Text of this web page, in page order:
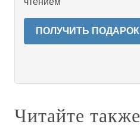
ПОЛУЧИТЬ ПОДАРОК
Читайте также